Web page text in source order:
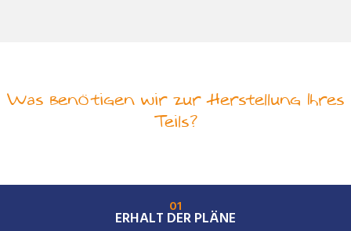
Was benötigen wir zur Herstellung Ihres
Teils?
01
ERHALT DER PLÄNE